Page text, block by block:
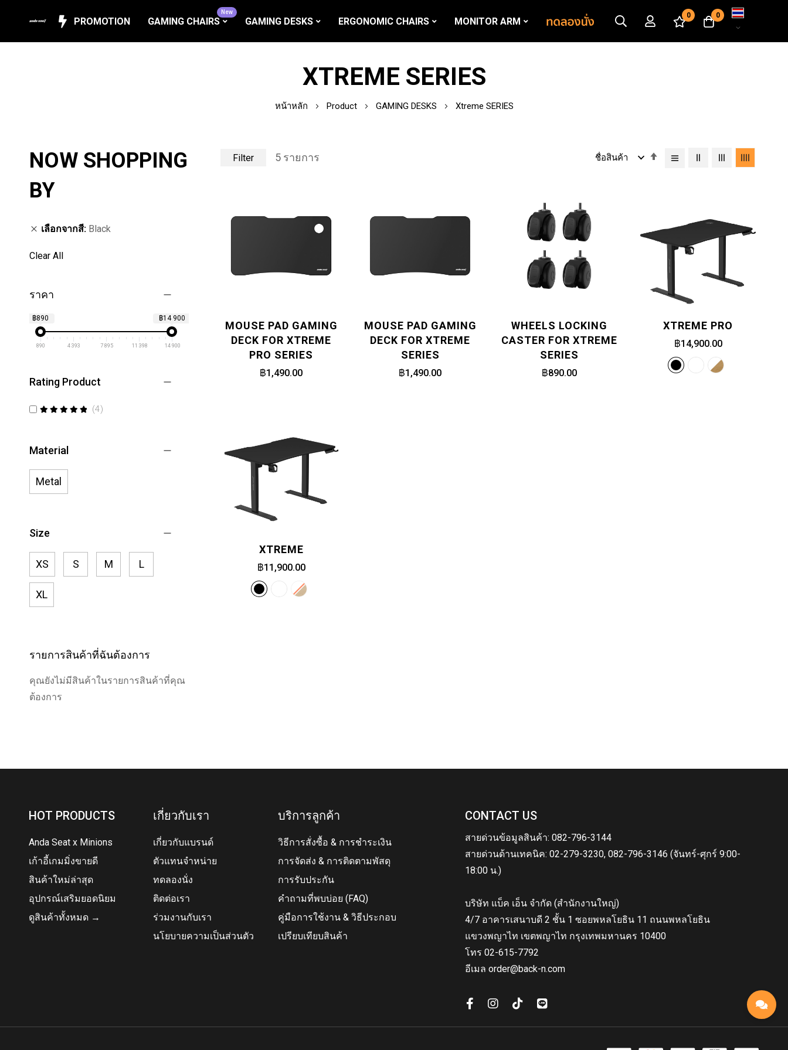
PROMOTION GAMING CHAIRS
New
GAMING DESKS ERGONOMIC CHAIRS MONITOR ARM
0 0
เปลี่ยน
ภาษา
XTREME SERIES
หน้าหลัก Product GAMING DESKS Xtreme SERIES
Filter 5 รายการ
เรียง
MOUSE PAD GAMING
DECK FOR XTREME
PRO SERIES
฿1,490.00
MOUSE PAD GAMING
DECK FOR XTREME
SERIES
฿1,490.00
WHEELS LOCKING
CASTER FOR XTREME
SERIES
฿890.00
XTREME PRO
฿14,900.00
XTREME
฿11,900.00
NOW SHOPPING
BY
เลือกจากสี Black
Clear All
ราคา
฿890 ฿14 900
890 4 393 7 895 11 398 14 900
Rating Product
4items
Material
Metal
Size
XS S M L
XL
รายการสินค้าที่ฉันต้องการ
คุณยังไม่มีสินค้าในรายการสินค้าที่คุณ
ต้องการ
HOT PRODUCTS
Anda Seat x Minions
เก้าอี้เกมมิ่งขายดี
สินค้าใหม่ล่าสุด
อุปกรณ์เสริมยอดนิยม
ดูสินค้าทั้งหมด →
เกี่ยวกับเรา
เกี่ยวกับแบรนด์
ตัวแทนจำหน่าย
ทดลองนั่ง
ติดต่อเรา
ร่วมงานกับเรา
นโยบายความเป็นส่วนตัว
บริการลูกค้า
วิธีการสั่งซื้อ & การชำระเงิน
การจัดส่ง & การติดตามพัสดุ
การรับประกัน
คำถามที่พบบ่อย (FAQ)
คู่มือการใช้งาน & วิธีประกอบ
เปรียบเทียบสินค้า
CONTACT US
สายด่วนข้อมูลสินค้า: 082-796-3144
สายด่วนด้านเทคนิค: 02-279-3230, 082-796-3146 (จันทร์-ศุกร์ 9:00-
18:00 น.)
บริษัท แบ็ค เอ็น จำกัด (สำนักงานใหญ่)
4/7 อาคารเสนาบดี 2 ชั้น 1 ซอยพหลโยธิน 11 ถนนพหลโยธิน
แขวงพญาไท เขตพญาไท กรุงเทพมหานคร 10400
โทร 02-615-7792
อีเมล order@back-n.com